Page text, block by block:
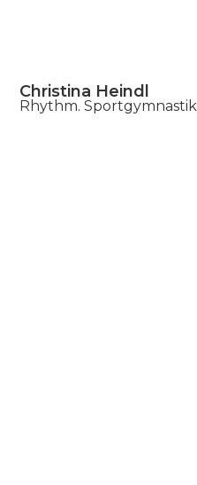
Christina Heindl
Rhythm. Sportgymnastik